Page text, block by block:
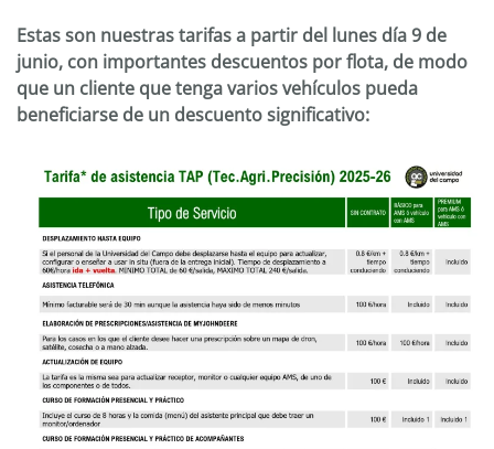
Estas son nuestras tarifas a partir del lunes día 9 de
junio, con importantes descuentos por flota, de modo
que un cliente que tenga varios vehículos pueda
beneficiarse de un descuento significativo: